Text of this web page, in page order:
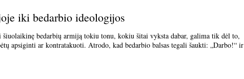
iki bedarbio ideologijos
bedarbių armiją tokiu tonu, kokiu šitai vyksta dabar, galima tik dėl to,
apsiginti ar kontratakuoti. Atrodo, kad bedarbio balsas tegali šaukti: „Darbo!“ ir